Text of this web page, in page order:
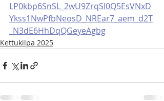
LP0kbp6SnSL_2wU9ZrqSI0Q5EsVNxD
Ykss1NwPfbNeosD_NREar7_aem_d2T
_N3dE6HhDqQGeyeAgbg
Kettukilpa 2025